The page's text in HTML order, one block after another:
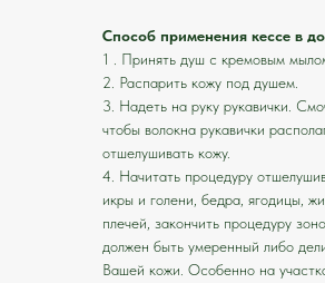
Способ применения кессе в
1 . Принять душ с кремовым
2. Распарить кожу под душем.
3. Надеть на руку рукавички.
чтобы волокна рукавички
отшелушивать кожу.
4. Начитать процедуру
икры и голени, бедра, ягодицы,
плечей, закончить процедуру
должен быть умеренный либо
Вашей кожи. Особенно на